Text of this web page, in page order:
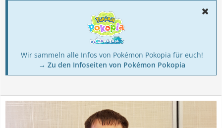
Wir sammeln alle Infos von Pokémon Pokopia für euch!
→ Zu den Infoseiten von Pokémon Pokopia